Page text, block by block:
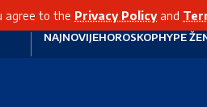
agree to the Privacy Policyand
NAJNOVIJEHOROSKOPHYPE